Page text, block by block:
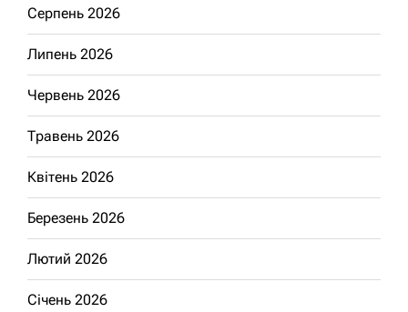
Серпень 2026
Липень 2026
Червень 2026
Травень 2026
Квітень 2026
Березень 2026
Лютий 2026
Січень 2026